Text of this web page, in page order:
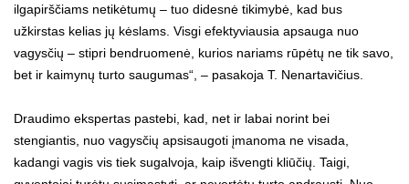
ilgapirščiams netikėtumų – tuo didesnė tikimybė, kad bus
užkirstas kelias jų kėslams. Visgi efektyviausia apsauga nuo
vagysčių – stipri bendruomenė, kurios nariams rūpėtų ne tik savo,
bet ir kaimynų turto saugumas“, – pasakoja T. Nenartavičius.
Draudimo ekspertas pastebi, kad, net ir labai norint bei
stengiantis, nuo vagysčių apsisaugoti įmanoma ne visada,
kadangi vagis vis tiek sugalvoja, kaip išvengti kliūčių. Taigi,